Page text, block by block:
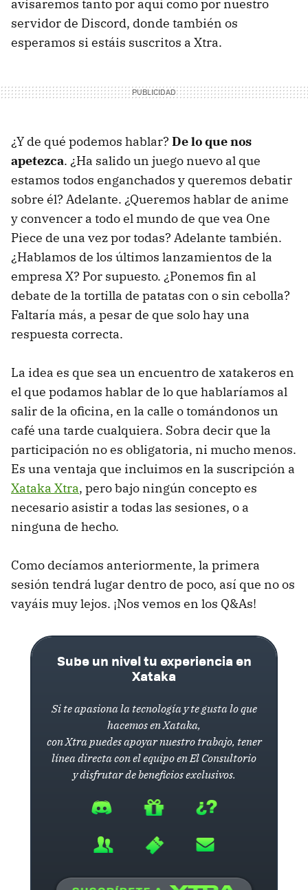
avisaremos tanto por aquí como por nuestro
servidor de Discord, donde también os
esperamos si estáis suscritos a Xtra.
¿Y de qué podemos hablar? De lo que nos
apetezca. ¿Ha salido un juego nuevo al que
estamos todos enganchados y queremos debatir
sobre él? Adelante. ¿Queremos hablar de anime
y convencer a todo el mundo de que vea One
Piece de una vez por todas? Adelante también.
¿Hablamos de los últimos lanzamientos de la
empresa X? Por supuesto. ¿Ponemos fin al
debate de la tortilla de patatas con o sin cebolla?
Faltaría más, a pesar de que solo hay una
respuesta correcta.
La idea es que sea un encuentro de xatakeros en
el que podamos hablar de lo que hablaríamos al
salir de la oficina, en la calle o tomándonos un
café una tarde cualquiera. Sobra decir que la
participación no es obligatoria, ni mucho menos.
Es una ventaja que incluimos en la suscripción a
Xataka Xtra, pero bajo ningún concepto es
necesario asistir a todas las sesiones, o a
ninguna de hecho.
Como decíamos anteriormente, la primera
sesión tendrá lugar dentro de poco, así que no os
vayáis muy lejos. ¡Nos vemos en los Q&As!
Sube un nivel tu experiencia en
Xataka
Si te apasiona la tecnología y te gusta lo que
hacemos en Xataka,
con Xtra puedes apoyar nuestro trabajo, tener
línea directa con el equipo en El Consultorio
y disfrutar de beneficios exclusivos.